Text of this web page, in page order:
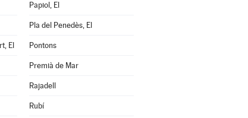
Papiol, El
Pla del Penedès, El
El Pontons
Premià de Mar
Rajadell
Rubí